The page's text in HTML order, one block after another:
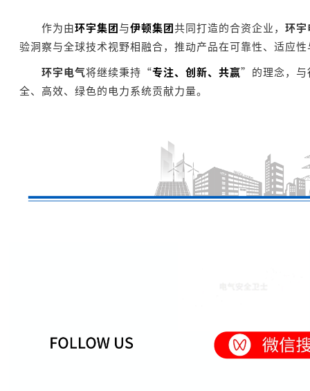
作为由环宇集团 与伊顿集团共同打造的合资企业，环宇
验洞察与全球技术视野相融合，推动产品在可靠性、适应
环宇电气将继续秉持“专注、创新、共赢”的理念，与
全、高效、绿色的电力系统贡献力量。